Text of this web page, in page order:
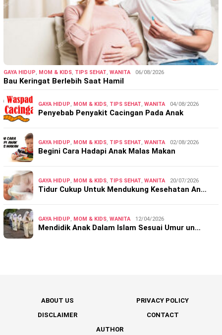
GAYA HIDUP MOM & KIDS TIPS SEHAT WANITA 06/08/2026
Bau Keringat Berlebih Saat Hamil
GAYA HIDUP MOM & KIDS TIPS SEHAT WANITA 04/08/2026
Penyebab Penyakit Cacingan Pada Anak
GAYA HIDUP MOM & KIDS TIPS SEHAT WANITA 02/08/2026
Begini Cara Hadapi Anak Malas Makan
GAYA HIDUP MOM & KIDS TIPS SEHAT WANITA 20/07/2026
Tidur Cukup Untuk Mendukung Kesehatan An…
GAYA HIDUP MOM & KIDS WANITA 12/04/2026
Mendidik Anak Dalam Islam Sesuai Umur un…
ABOUT US
PRIVACY POLICY
DISCLAIMER
CONTACT
AUTHOR